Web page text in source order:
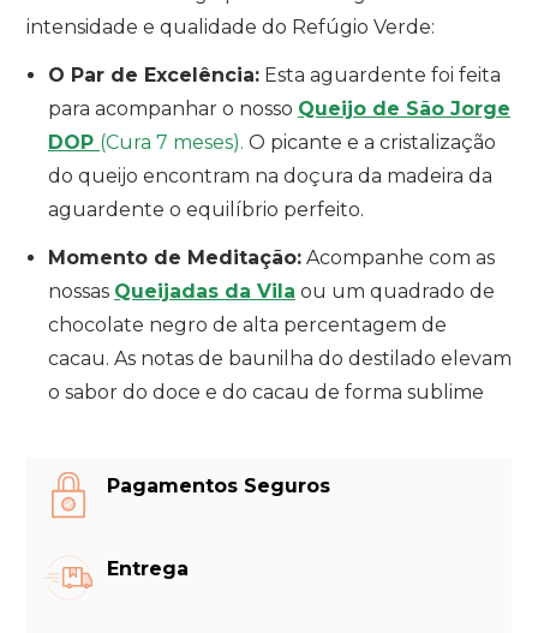
intensidade e qualidade do Refúgio Verde:
O Par de Excelência: Esta aguardente foi feita
para acompanhar o nosso Queijo de São Jorge
DOP (Cura 7 meses). O picante e a cristalização
do queijo encontram na doçura da madeira da
aguardente o equilíbrio perfeito.
Momento de Meditação: Acompanhe com as
nossas Queijadas da Vila ou um quadrado de
chocolate negro de alta percentagem de
cacau. As notas de baunilha do destilado elevam
o sabor do doce e do cacau de forma sublime
Pagamentos Seguros
Entrega
MY WISHLISTS
CREATE NEW LIST
CRIAR LISTA DE DESEJOS
NOME DA LISTA DE DESEJOS
DE DESEJOS
ENTRAR
VOCÊ PRECISA ESTAR LOGADO PARA
SALVAR PRODUTOS EM SUA LISTA DE
DESEJOS.